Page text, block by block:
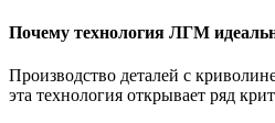
Почему технология ЛГМ
Производство деталей с
эта технология открывает ряд